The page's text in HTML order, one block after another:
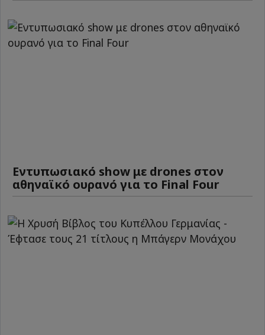
Εντυπωσιακό show με drones στον
αθηναϊκό ουρανό για το Final Four